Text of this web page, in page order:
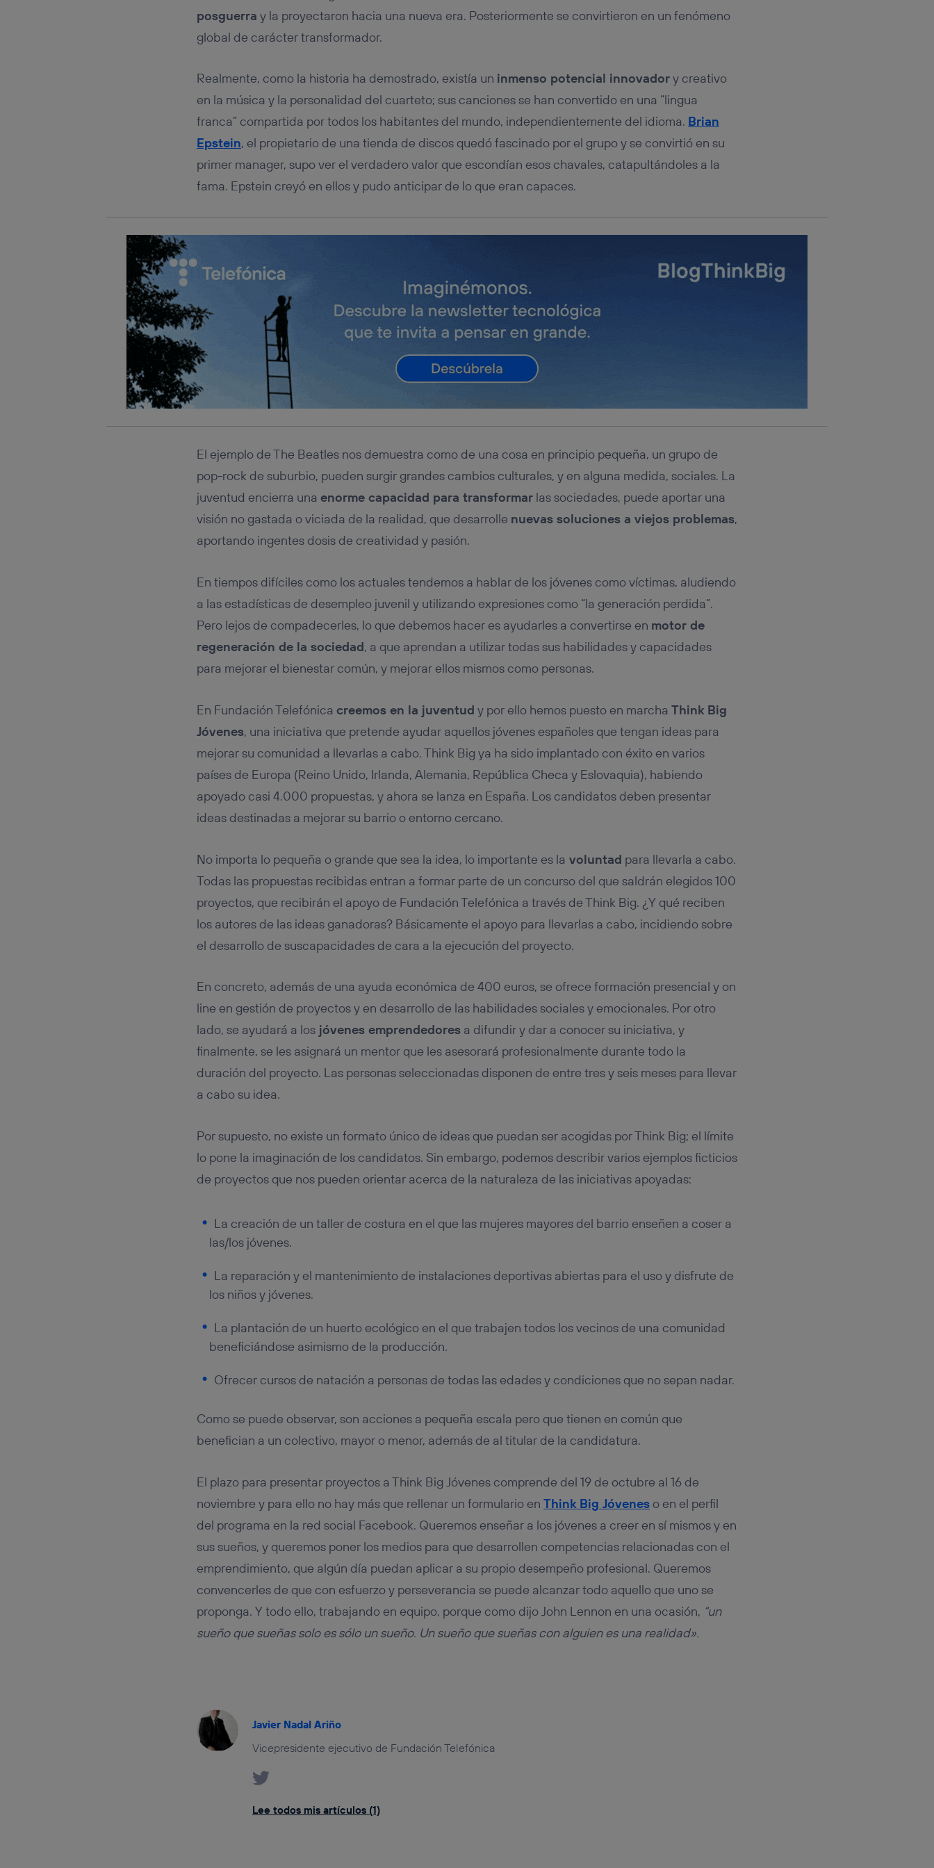
posguerra y la proyectaron hacia una nueva era. Posteriormente se convirtieron en un fenómeno
global de carácter transformador.
Realmente, como la historia ha demostrado, existía un inmenso potencial innovadory creativo
en la música y la personalidad del cuarteto; sus canciones se han convertido en una “lingua
franca” compartida por todos los habitantes del mundo, independientemente del idioma. Brian
Epstein, el propietario de una tienda de discos quedó fascinado por el grupo y se convirtió en su
primer manager, supo ver el verdadero valor que escondían esos chavales, catapultándoles a la
fama. Epstein creyó en ellos y pudo anticipar de lo que eran capaces.
El ejemplo de The Beatles nos demuestra como de una cosa en principio pequeña, un grupo de
pop-rock de suburbio, pueden surgir grandes cambios culturales, y en alguna medida, sociales. La
juventud encierra una enorme capacidad para transformarlas sociedades, puede aportar una
visión no gastada o viciada de la realidad, que desarrolle nuevas soluciones a viejos problemas,
aportando ingentes dosis de creatividad y pasión.
En tiempos difíciles como los actuales tendemos a hablar de los jóvenes como víctimas, aludiendo
a las estadísticas de desempleo juvenil y utilizando expresiones como “la generación perdida”.
Pero lejos de compadecerles, lo que debemos hacer es ayudarles a convertirse en motor de
regeneración de la sociedad, a que aprendan a utilizar todas sus habilidades y capacidades
para mejorar el bienestar común, y mejorar ellos mismos como personas.
En Fundación Telefónica creemos en la juventud y por ello hemos puesto en marcha Think Big
Jóvenes, una iniciativa que pretende ayudar aquellos jóvenes españoles que tengan ideas para
mejorar su comunidad a llevarlas a cabo. Think Big ya ha sido implantado con éxito en varios
países de Europa (Reino Unido, Irlanda, Alemania, República Checa y Eslovaquia), habiendo
apoyado casi 4.000 propuestas, y ahora se lanza en España. Los candidatos deben presentar
ideas destinadas a mejorar su barrio o entorno cercano.
No importa lo pequeña o grande que sea la idea, lo importante es la voluntad para llevarla a cabo.
Todas las propuestas recibidas entran a formar parte de un concurso del que saldrán elegidos 100
proyectos, que recibirán el apoyo de Fundación Telefónica a través de Think Big. ¿Y qué reciben
los autores de las ideas ganadoras? Básicamente el apoyo para llevarlas a cabo, incidiendo sobre
el desarrollo de suscapacidades de cara a la ejecución del proyecto.
En concreto, además de una ayuda económica de 400 euros, se ofrece formación presencial y on
line en gestión de proyectos y en desarrollo de las habilidades sociales y emocionales. Por otro
lado, se ayudará a losjóvenes emprendedoresa difundir y dar a conocer su iniciativa, y
finalmente, se les asignará un mentor que les asesorará profesionalmente durante todo la
duración del proyecto. Las personas seleccionadas disponen de entre tres y seis meses para llevar
a cabo su idea.
Por supuesto, no existe un formato único de ideas que puedan ser acogidas por Think Big; el límite
lo pone la imaginación de los candidatos. Sin embargo, podemos describir varios ejemplos ficticios
de proyectos que nos pueden orientar acerca de la naturaleza de las iniciativas apoyadas:
La creación de un taller de costura en el que las mujeres mayores del barrio enseñen a coser a
las/los jóvenes.
La reparación y el mantenimiento de instalaciones deportivas abiertas para el uso y disfrute de
los niños y jóvenes.
La plantación de un huerto ecológico en el que trabajen todos los vecinos de una comunidad
beneficiándose asimismo de la producción.
Ofrecer cursos de natación a personas de todas las edades y condiciones que no sepan nadar.
Como se puede observar, son acciones a pequeña escala pero que tienen en común que
benefician a un colectivo, mayor o menor, además de al titular de la candidatura.
El plazo para presentar proyectos a Think Big Jóvenes comprende del 19 de octubre al 16 de
noviembre y para ello no hay más que rellenar un formulario en Think Big Jóveneso en el perfil
del programa en la red social Facebook. Queremos enseñar a los jóvenes a creer en sí mismos y en
sus sueños, y queremos poner los medios para que desarrollen competencias relacionadas con el
emprendimiento, que algún día puedan aplicar a su propio desempeño profesional. Queremos
convencerles de que con esfuerzo y perseverancia se puede alcanzar todo aquello que uno se
proponga. Y todo ello, trabajando en equipo, porque como dijo John Lennon en una ocasión, “un
sueño que sueñas solo es sólo un sueño. Un sueño que sueñas con alguien es una realidad».
Javier Nadal Ariño
Vicepresidente ejecutivo de Fundación Telefónica
Lee todos mis artículos (1)
conecte su dispositivo y consienta el uso de la tecnología recibirá el mismo identificador.
hayan dado su consentimiento.
datos móviles
, el marketing será más personalizado, ya que se basará
únicamente en la navegación del usuario del móvil.
Puedes gestionar los consentimientos Utiq seleccionando “Administrar Utiq” en la parte
inferior de esta página web o visitando el portal de privacidad de Utiq (“consenthub”).
Para más información, consulta la política de privacidad de Utiq